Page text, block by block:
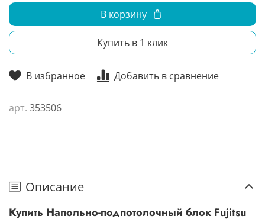
В избранное Добавить в сравнение
арт. 353506
В корзину
Купить в 1 клик
Описание
Купить Напольно-подпотолочный блок Fujitsu